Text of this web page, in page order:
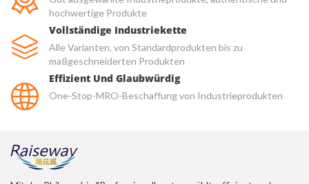
hochwertige Produkte
Vollständige Industriekette
Alle Varianten, von Standardprodukten bis zu
maßgeschneiderten Produkten
Effizient Und Glaubwürdig
One-Stop-MRO-Beschaffung von Industrieprodukten